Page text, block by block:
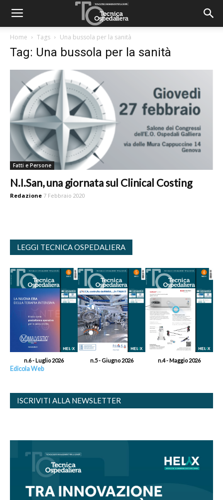
Home Tags Una bussola per la sanità
Tag: Una bussola per la sanità
Fatti e Persone
N.I.San, una giornata sul Clinical Costing
Redazione 7 Febbraio 2020
LEGGI TECNICA OSPEDALIERA
n.6 - Luglio 2026 n.5 - Giugno 2026 n.4 - Maggio 2026
Edicola Web
ISCRIVITI ALLA NEWSLETTER